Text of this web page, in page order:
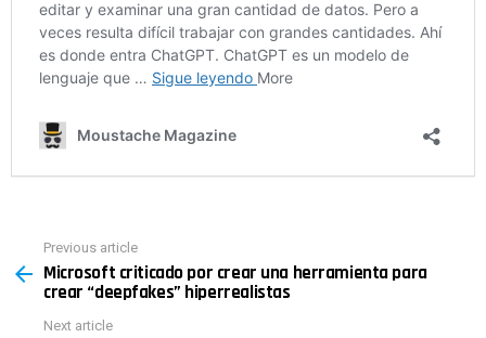
more
Previous article
Microsoft criticado por crear una herramienta para
crear “deepfakes” hiperrealistas
Next article